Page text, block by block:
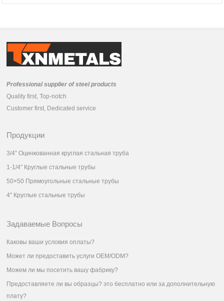
Professional supplier of steel products
Quality first, Top-notch
Customer first, Dedicated service
Продукции
3/4” Оцинкованная круглая стальная труба
1-1/4″ Круглые стальные трубы
50×50 Прямоугольные стальные трубы
4″ Круглые стальные трубы
Задаваемые Вопросы
Каковы ваши условия оплаты?
Может ли предоставить услуги OEM/ODM?
Можем ли мы посетить вашу фабрику?
Предоставляете ли вы образцы? это бесплатно или за дополнительную
плату?